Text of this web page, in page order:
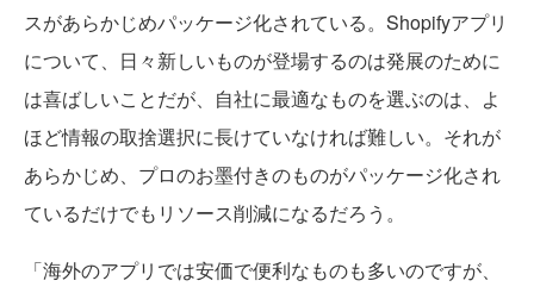
スがあらかじめパッケージ化されている。Shopifyアプリ
について、日々新しいものが登場するのは発展のために
は喜ばしいことだが、自社に最適なものを選ぶのは、よ
ほど情報の取捨選択に長けていなければ難しい。それが
あらかじめ、プロのお墨付きのものがパッケージ化され
ているだけでもリソース削減になるだろう。
「海外のアプリでは安価で便利なものも多いのですが、